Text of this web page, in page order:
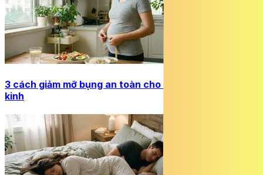
3 cách giảm mỡ bụng an toàn cho chị em tuổi tiền mãn
kinh